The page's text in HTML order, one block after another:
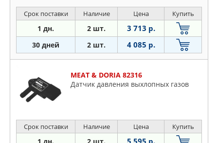
Срок поставки Наличие Цена Купить
1 дн. 2 шт. 3 713 р.
30 дней 2 шт. 4 085 р.
MEAT & DORIA 82316
Датчик давления выхлопных газов
Срок поставки Наличие Цена Купить
5 595 р.